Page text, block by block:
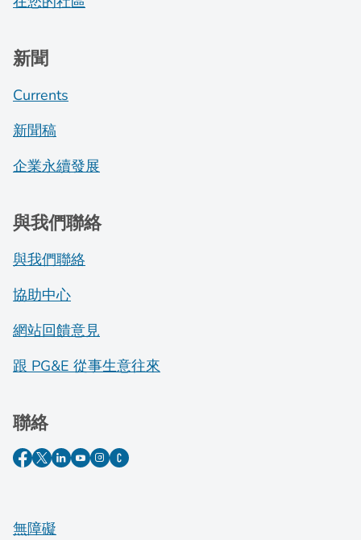
新聞
Currents
新聞稿
企業永續發展
與我們聯絡
與我們聯絡
協助中心
網站回饋意見
跟 PG&E 從事生意往來
聯絡
無障礙